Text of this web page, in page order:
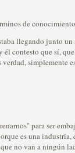
de
llegando junto
contesto que sí,
simplemente
para ser
es una
no van a ningún